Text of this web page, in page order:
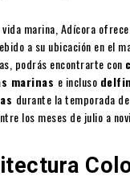
marina, Adícora
a su ubicación en el
podrás encontrarte con
marinas e incluso
durante la temporada
los meses de julio a